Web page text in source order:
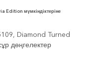
Edition мүмкіндіктеріне
Diamond Turned
дөңгелектер